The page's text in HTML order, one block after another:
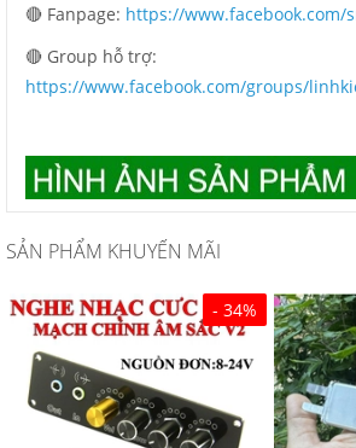
🔴 Fanpage: https://www.facebook.com/
🔴 Group hỗ trợ:
https://www.facebook.com/groups/
SẢN PHẨM KHUYẾN MÃI
- 34%